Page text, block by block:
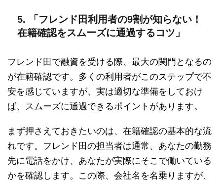
5. 「フレンド田利用者の9割が知らない！
在籍確認をスムーズに通過するコツ」
フレンド田で融資を受ける際、最大の関門となるの
が在籍確認です。多くの利用者がこのステップで不
安を感じていますが、実は適切な準備をしておけ
ば、スムーズに通過できるポイントがあります。
まず押さえておきたいのは、在籍確認の基本的な流
れです。フレンド田の担当者は通常、あなたの勤務
先に電話をかけ、あなたが実際にそこで働いている
かを確認します。この際、会社名を名乗りますが、